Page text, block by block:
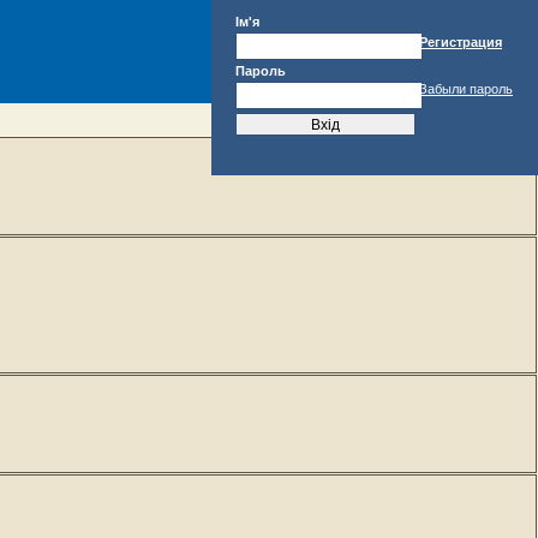
Ім'я
Пароль
Регистрация
Забыли пароль